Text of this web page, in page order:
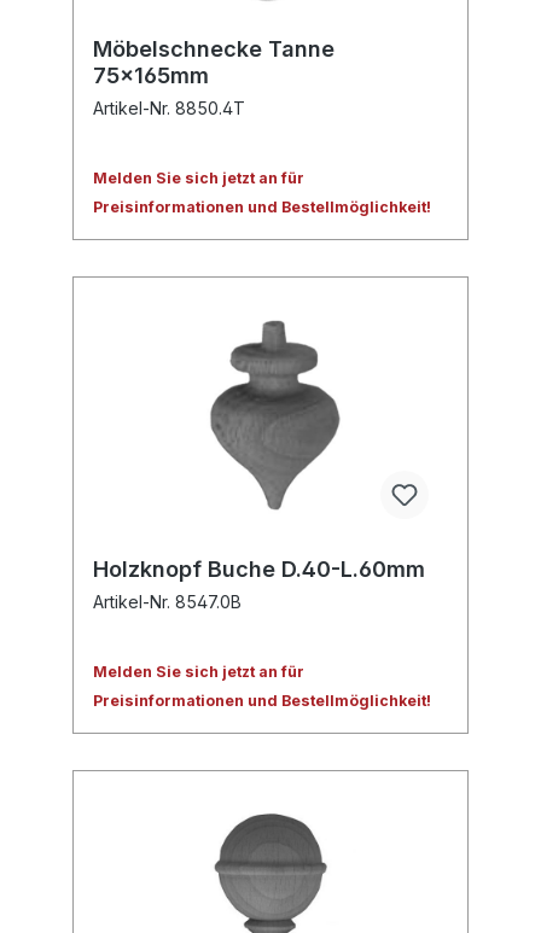
Möbelschnecke Tanne
75x165mm
Artikel-Nr. 8850.4T
Melden Sie sich jetzt an für
Preisinformationen und Bestellmöglichkeit!
Holzknopf Buche D.40-L.60mm
Artikel-Nr. 8547.0B
Melden Sie sich jetzt an für
Preisinformationen und Bestellmöglichkeit!